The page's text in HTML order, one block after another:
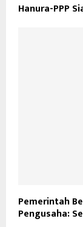
Hanura-PPP
Pemerintah
Pengusaha: